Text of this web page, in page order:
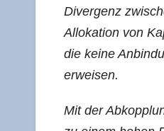
Diver­genz
Allo­ka­ti­on von
die kei­ne
erweisen.
Mit der